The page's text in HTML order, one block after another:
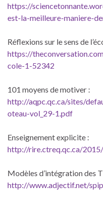
https://
est-la-meilleure-maniere-
Réflexions sur le sens de
https://
cole-1-52342
101 moyens de motiver :
http://aqpc.qc.ca/sites/
oteau-vol_29-1.pdf
Enseignement explicite :
http://rire.ctreq.qc.ca/
Modèles d’intégration des
http://www.adjectif.net/